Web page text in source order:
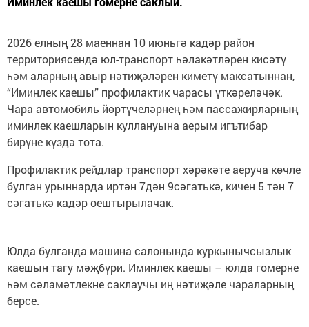
2026 елның 28 маеннан 10 июньгә кадәр район
территориясендә юл-транспорт һәлакәтләрен кисәтү
һәм аларның авыр нәтиҗәләрен киметү максатыннан,
“Иминлек каешы” профилактик чарасы үткәреләчәк.
Чара автомобиль йөртүчеләрнең һәм пассажирларның
иминлек каешларын куллануына аерым игътибар
бирүне күздә тота.
Профилактик рейдлар транспорт хәрәкәте аеруча көчле
булган урыннарда иртән 7дән 9сәгатькә, кичен 5 тән 7
сәгатькә кадәр оештырылачак.
Юлда булганда машина салонында куркынычсызлык
каешын тагу мәҗбүри. Иминлек каешы – юлда гомерне
һәм сәламәтлекне саклаучы иң нәтиҗәле чараларның
берсе.